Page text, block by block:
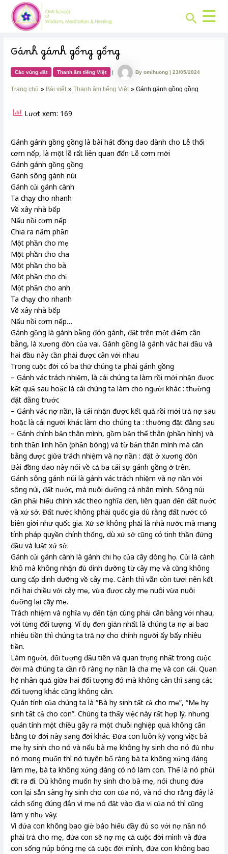
content
Search
Gánh gánh gồng gồng
Các vùng đất Thanh âm tiếng Việt | Byomihuong|23/05/2024
Trang chủ Bài viết Thanh âm tiếng Việt Gánh gánh gồng gồng
Lượt xem: 169
Gánh gánh gồng gồng là bài hát đồng dao dành cho Lễ thổi
cơm nếp, là một lễ rất liên quan đến Lễ cơm mới
Gánh gánh gồng gồng
Gánh sông gánh núi
Gánh củi gánh cành
Ta chạy cho nhanh
Về xây nhà bếp
Nấu nồi cơm nếp
Chia ra năm phần
Một phần cho mẹ
Một phần cho cha
Một phần cho bà
Một phần cho chị
Một phần cho anh
Ta chạy cho nhanh
Về xây nhà bếp
Nấu nồi cơm nếp…
Gánh gồng là gánh bằng đón gánh, đặt trên một điểm cân
bằng, là xương đòn của vai. Gánh gồng là gánh vác hai đầu và
hai đầu này cần phải được cân với nhau
Trong cuộc đời có ba thứ chúng ta phải gánh gồng
– Gánh vác trách nhiệm, là cái chúng ta làm rồi mới nhận được
kết quả sau hoặc là cái chúng ta làm cho người khác : thường
đặt đằng trước
– Gánh vác nợ nần, là cái nhận được kết quả rồi mới trả nợ sau
hoặc là cái người khác làm cho chúng ta : thường đặt đằng sau
– Gánh chính bản thân mình, gồm bản thể thân (phần hình) và
tinh thần linh hồn (phần bóng) và từ bản thân mình mà cân
bằng được giữa trách nhiệm và nợ nần : đặt ở xương đòn
Bài đồng dao này nói về cả ba cái sự gánh gồng ở trên.
Gánh sông gánh núi là gánh vác trách nhiệm và nợ nần với
sông núi, đất nước, mà nuôi dưỡng cá nhân mình. Sông núi
cần phải hiểu chính xác theo nghĩa đen, liên quan đến đất nước
và xứ sở. Đất nước không phải quốc gia dù rằng đất nước có
biên giới như quốc gia. Xứ sở không phải là nhà nước mà mang
tính pháp quyền chính thống, dù xứ sở cũng có tinh thần đứng
đầu và luật xứ sở.
Gánh củi gánh cành là gánh chi họ của cây dòng họ. Củi là cành
khô mà không nhận đủ dinh dưỡng từ cây mẹ và cũng không
cung cấp dinh dưỡng về cây mẹ. Cành thì vẫn còn tươi nên kết
nối hai chiều với cây mẹ, vừa được cây mẹ nuôi vừa nuôi
dưỡng lại cây mẹ.
Trách nhiệm và nghĩa vụ đến tận cùng phải cân bằng với nhau,
với từng đối tượng. Ví dụ đơn giản nhất là chúng ta nợ ai bao
nhiêu tiền thì chúng ta trả nợ cho chính người ấy bấy nhiêu
tiền.
Làm người, đối tượng đầu tiên và quan trọng nhất trong cuộc
đời mà chúng ta cần rõ ràng nợ nần là cha mẹ và con cái. Quan
hệ nhân quả giữa hai đối tượng đó mà không cân thì sang các
đối tượng khác cũng không cân.
Quán tính của chúng ta là “Bà hy sinh tất cả cho mẹ”, “Mẹ hy
sinh tất cả cho con”. Chúng ta thấy việc này rất hợp lý, nhưng
quán tính một chiều gây ra một chuỗi nghiệp quả không cân
bằng từ đời này sang đời khác. Đứa con luôn kỳ vọng việc bà
mẹ hy sinh cho nó và nếu bà mẹ không hy sinh cho nó đủ như
nó mong muốn thì nó tuyên bố ràng bà ta không xứng đáng
làm mẹ, bà ta không xứng đáng có nó làm con. Thế là nó phủi
đít ra đi. Dù không muốn hy sinh cho bà mẹ, nói chung đứa
con lại sẵn sàng hy sinh cho con của nó, và nó cho rằng đây là
cách sống đúng đắn vì mẹ nó đặt vào địa vị của nó thì cũng
làm y như vậy.
Vì đứa con không bao giờ báo hiếu đầy đủ so với nợ nần nó
phải trả cho mẹ, đứa con sẽ nợ mẹ cả cuộc đời mình và đứa
con sống núp bóng mẹ cả cuộc đời mình, đứa con không bao
Post
navigation
CHUYÊN
MỤC: